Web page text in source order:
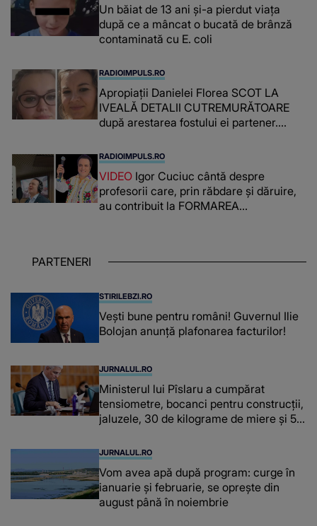
Un băiat de 13 ani și-a pierdut viața
după ce a mâncat o bucată de brânză
contaminată cu E. coli
RADIOIMPULS.RO
Apropiații Danielei Florea SCOT LA
IVEALĂ DETALII CUTREMURĂTOARE
după arestarea fostului ei partener.
românca ucisă în Italia și ascunsă în
lada unui pat: " Îmi pare rău că nu am
reușit să fac mai mult pentru ea și..."
RADIOIMPULS.RO
VIDEO Igor Cuciuc cântă despre
profesorii care, prin răbdare și dăruire,
au contribuit la FORMAREA
chiar și după trecerea anilor: "De
PARTENERI
STIRILEBZI.RO
Vești bune pentru români! Guvernul Ilie
Bolojan anunță plafonarea facturilor!
JURNALUL.RO
Ministerul lui Pîslaru a cumpărat
tensiometre, bocanci pentru construcții,
jaluzele, 30 de kilograme de miere și 50
JURNALUL.RO
Vom avea apă după program: curge în
ianuarie și februarie, se oprește din
august până în noiembrie